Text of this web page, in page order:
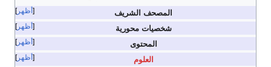
أظهر المصحف الشريف
أظهر شخصيات محورية
أظهر المحتوى
أظهر العلوم